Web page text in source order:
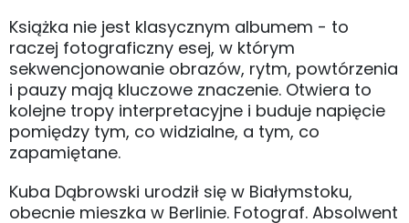
Książka nie jest klasycznym albumem - to
raczej fotograficzny esej, w którym
sekwencjonowanie obrazów, rytm, powtórzenia
i pauzy mają kluczowe znaczenie. Otwiera to
kolejne tropy interpretacyjne i buduje napięcie
pomiędzy tym, co widzialne, a tym, co
zapamiętane.
Kuba Dąbrowski urodził się w Białymstoku,
obecnie mieszka w Berlinie. Fotograf. Absolwent